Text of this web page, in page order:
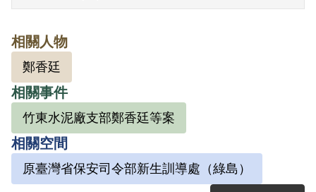
其家屬於2000年3月向補償基金會提出申
會審核通過予以補償。補償理由為原判決
認其受匪徒劉興炎等思想教育，閱讀左傾
書籍，雖尚不能證明有參加組織情事，然
思想已非純正，應予交付感化，屬思想層
次問題，故認本案非有實據。
2018年12月經促轉會公告撤銷判決處分。
相關人物
鄭香廷
相關事件
竹東水泥廠支部鄭香廷等案
相關空間
原臺灣省保安司令部新生訓導處（綠島）